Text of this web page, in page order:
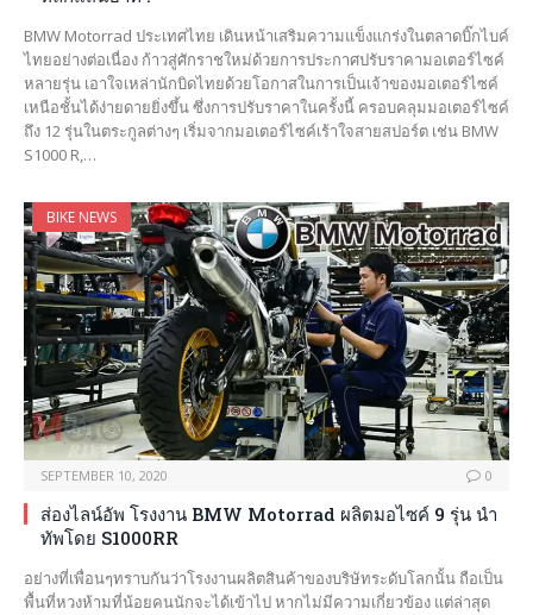
BMW Motorrad ประเทศไทย เดินหน้าเสริมความแข็งแกร่งในตลาดบิ๊กไบค์
ไทยอย่างต่อเนื่อง ก้าวสู่ศักราชใหม่ด้วยการประกาศปรับราคามอเตอร์ไซค์
หลายรุ่น เอาใจเหล่านักบิดไทยด้วยโอกาสในการเป็นเจ้าของมอเตอร์ไซค์
เหนือชั้นได้ง่ายดายยิ่งขึ้น ซึ่งการปรับราคาในครั้งนี้ ครอบคลุมมอเตอร์ไซค์
ถึง 12 รุ่นในตระกูลต่างๆ เริ่มจากมอเตอร์ไซค์เร้าใจสายสปอร์ต เช่น BMW
S1000 R,…
BIKE NEWS
SEPTEMBER 10, 2020 0
ส่องไลน์อัพ โรงงาน BMW Motorrad ผลิตมอไซค์ 9 รุ่น นำ
ทัพโดย S1000RR
อย่างที่เพื่อนๆทราบกันว่าโรงงานผลิตสินค้าของบริษัทระดับโลกนั้น ถือเป็น
พื้นที่หวงห้ามที่น้อยคนนักจะได้เข้าไป หากไม่มีความเกี่ยวข้อง แต่ล่าสุด